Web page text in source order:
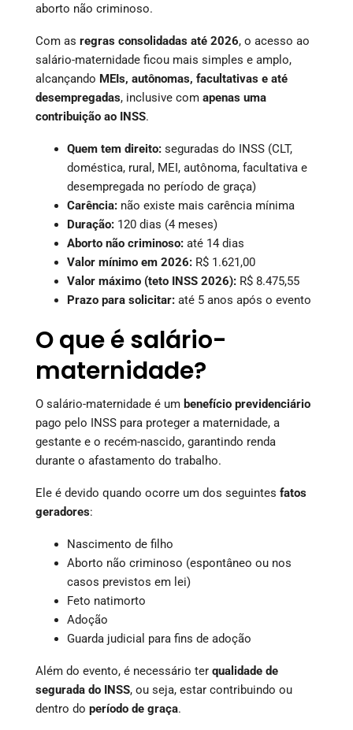
aborto não criminoso.
Com as regras consolidadas até 2026, o acesso ao
salário-maternidade ficou mais simples e amplo,
alcançando MEIs, autônomas, facultativas e até
desempregadas, inclusive com apenas uma
contribuição ao INSS.
Quem tem direito: seguradas do INSS (CLT,
doméstica, rural, MEI, autônoma, facultativa e
desempregada no período de graça)
Carência: não existe mais carência mínima
Duração: 120 dias (4 meses)
Aborto não criminoso: até 14 dias
Valor mínimo em 2026: R$ 1.621,00
Valor máximo (teto INSS 2026): R$ 8.475,55
Prazo para solicitar: até 5 anos após o evento
O que é salário-
maternidade?
O salário-maternidade é um benefício previdenciário
pago pelo INSS para proteger a maternidade, a
gestante e o recém-nascido, garantindo renda
durante o afastamento do trabalho.
Ele é devido quando ocorre um dos seguintes fatos
geradores:
Nascimento de filho
Aborto não criminoso (espontâneo ou nos
casos previstos em lei)
Feto natimorto
Adoção
Guarda judicial para fins de adoção
Além do evento, é necessário ter qualidade de
segurada do INSS, ou seja, estar contribuindo ou
dentro do período de graça.